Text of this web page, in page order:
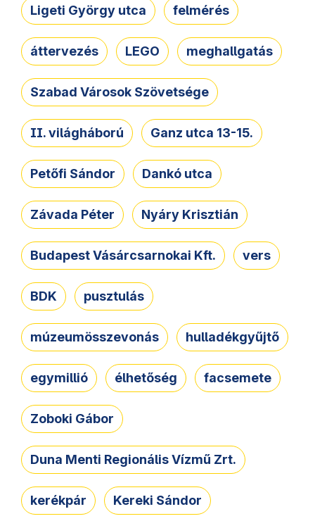
Ligeti György utca felmérés
áttervezés LEGO meghallgatás
Szabad Városok Szövetsége
II. világháború Ganz utca 13-15.
Petőfi Sándor Dankó utca
Závada Péter Nyáry Krisztián
Budapest Vásárcsarnokai Kft. vers
BDK pusztulás
múzeumösszevonás hulladékgyűjtő
egymillió élhetőség facsemete
Zoboki Gábor
Duna Menti Regionális Vízmű Zrt.
kerékpár Kereki Sándor